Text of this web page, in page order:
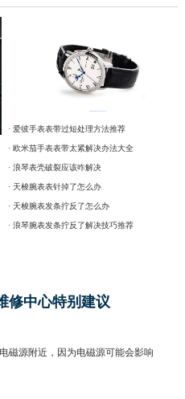
· 爱彼手表表带过短处理方法推荐
· 欧米茄手表表带太紧解决办法大全
· 浪琴表壳破裂应该咋解决
· 天梭腕表表针掉了怎么办
· 天梭腕表发条拧反了怎么办
· 浪琴腕表发条拧反了解决技巧推荐
修中心特别建议
磁源附近，因为电磁源可能会影响